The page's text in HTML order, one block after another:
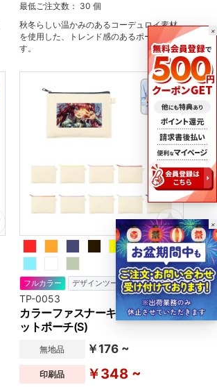
最低ご注文数： 30 個
秋冬らしい温かみのあるコーデュロイ素材
を使用した、トレンド感のあるポーチで
す。
フルカラー デザインツール
TP-0053
カラーファスナーキャンバスフラ
ットポーチ(S)
無地品 ￥176 ~
印刷品 ￥348 ~
×
×